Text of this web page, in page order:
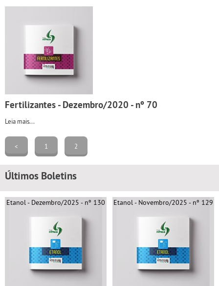
Fertilizantes - Dezembro/2020 - nº 70
Leia mais...
< 1 2
Últimos Boletins
Etanol - Dezembro/2025 - nº 130 Etanol - Novembro/2025 - nº 129